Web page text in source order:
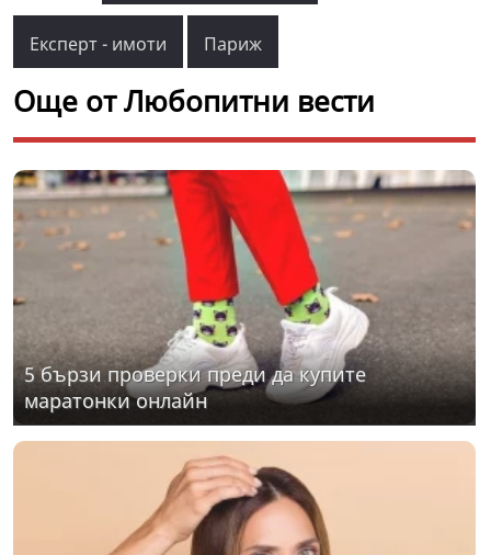
Експерт - имоти Париж
Още от Любопитни вести
5 бързи проверки преди да купите
маратонки онлайн